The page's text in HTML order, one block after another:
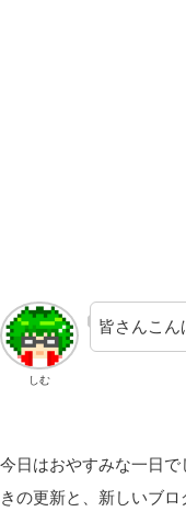
しむ
皆さんこ
今日はおやすみな一日
きの更新と、新しいブロ